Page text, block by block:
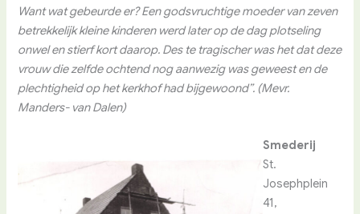
Want wat gebeurde er? Een godsvruchtige moeder van zeven
betrekkelijk kleine kinderen werd later op de dag plotseling
onwel en stierf kort daarop. Des te tragischer was het dat deze
vrouw die zelfde ochtend nog aanwezig was geweest en de
plechtigheid op het kerkhof had bijgewoond”. (Mevr.
Manders- van Dalen)
Smederij
St.
Josephplein
41,